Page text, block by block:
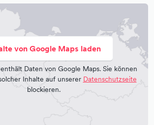
Holzspielzeugen, innovativen
neuesten Trends suchen, bei
werden Sie fündig. Unser Sortiment
aller Art und für jedes Alter, von
bis hin zu komplexen Baukästen.
mehr als nur eine Vielzahl an
Huber steht für persönliche und
Unser erfahrenes Team ist jederzeit
Fragen zu beantworten und Ihnen bei
Spielzeugs zu helfen. Wir
von Google Maps laden
Daten von Google Maps. Sie können
Inhalte auf unserer Datenschutzseite
blockieren.